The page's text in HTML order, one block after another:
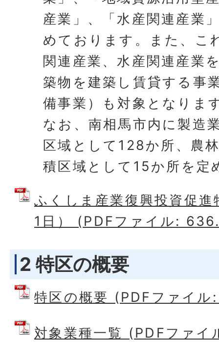
産業」、「水産関連産業
めております。また、こ
関連産業、水産関連産業
築物を建築し賃貸する事
備事業）も対象となりま
なお、南相馬市内に製造
区域として128か所、農
積区域として15か所を定
ふくしま産業復興投資促
1日） (PDFファイル:
2 特区の概要
特区の概要 (PDFファイ
対象業種一覧 (PDFファ